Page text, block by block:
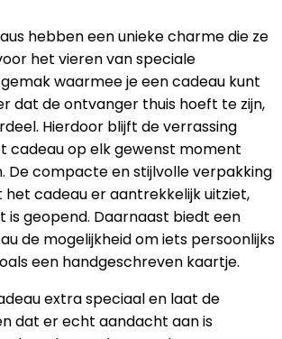
hebben een unieke charme die ze
het vieren van speciale
waarmee je een cadeau kunt
dat de ontvanger thuis hoeft te zijn,
Hierdoor blijft de verrassing
cadeau op elk gewenst moment
De compacte en stijlvolle verpakking
cadeau er aantrekkelijk uitziet,
is geopend. Daarnaast biedt een
de mogelijkheid om iets persoonlijks
een handgeschreven kaartje.
extra speciaal en laat de
dat er echt aandacht aan is